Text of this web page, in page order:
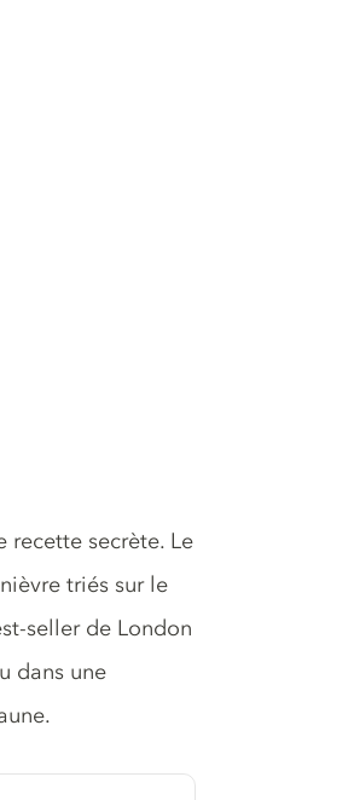
secrète. Le
triés sur le
seller de London
dans une